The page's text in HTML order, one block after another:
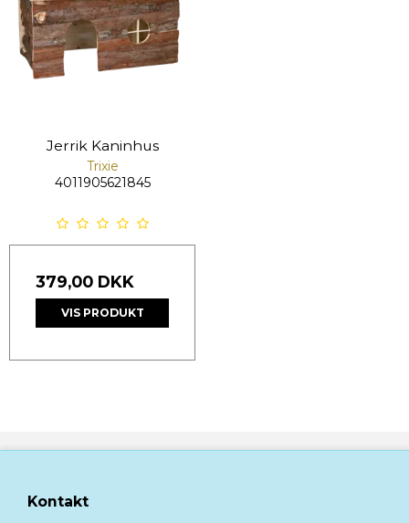
Jerrik Kaninhus
Trixie
4011905621845
379,00 DKK
VIS PRODUKT
Kontakt